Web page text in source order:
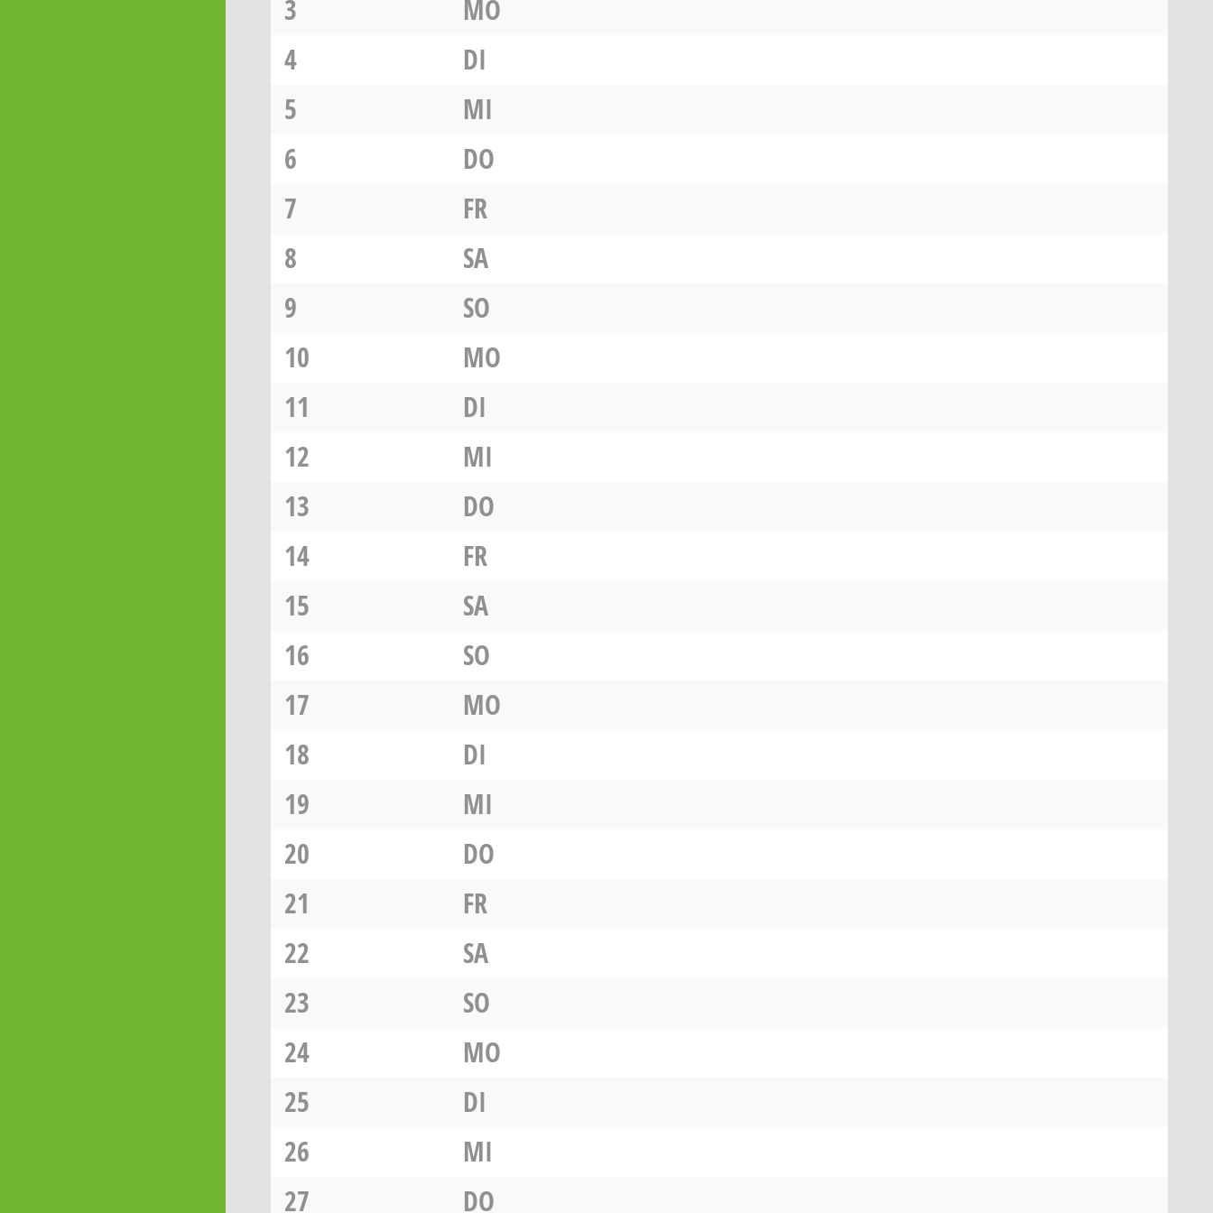
3
MO
4
DI
5
MI
6
DO
7
FR
8
SA
9
SO
10
MO
11
DI
12
MI
13
DO
14
FR
15
SA
16
SO
17
MO
18
DI
19
MI
20
DO
21
FR
22
SA
23
SO
24
MO
25
DI
26
MI
27
DO